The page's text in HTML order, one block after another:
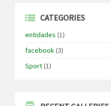
CATEGORIES
entidades (1)
facebook(3)
Sport(1)